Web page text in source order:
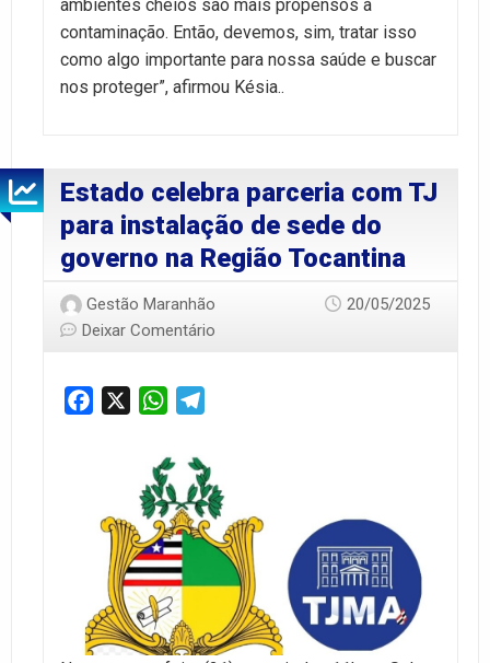
ambientes cheios são mais propensos à
contaminação. Então, devemos, sim, tratar isso
como algo importante para nossa saúde e buscar
nos proteger”, afirmou Késia..
Estado celebra parceria com TJ
para instalação de sede do
governo na Região Tocantina
Gestão Maranhão
20/05/2025
Deixar Comentário
Facebook WhatsApp